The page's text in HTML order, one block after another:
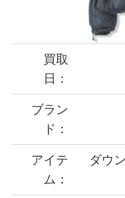
買取
日：
ブラン
ド：
アイテ
ム：
ダウ